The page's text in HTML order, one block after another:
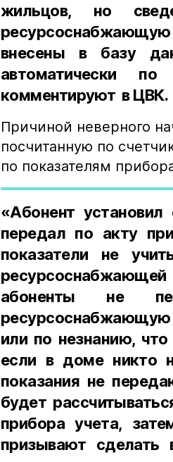
жильцов, но
внесены в базу
автоматически
комментируют в ЦВК.
Причиной неверного
посчитанную по
по показателям
«Абонент
передал по акту
показатели не
абоненты не
ресурсоснабжающую
или по незнанию,
если в доме никто
показания не
будет
прибора учета,
призывают